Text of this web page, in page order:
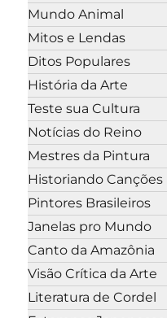
Mundo Animal
Mitos e Lendas
Ditos Populares
História da Arte
Teste sua Cultura
Notícias do Reino
Mestres da Pintura
Historiando Canções
Pintores Brasileiros
Janelas pro Mundo
Canto da Amazônia
Visão Crítica da Arte
Literatura de Cordel